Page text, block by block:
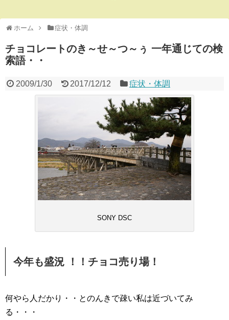
ホーム 症状・体調
チョコレートのき～せ～つ～ぅ 一年通じての検
索語・・
2009/1/30 2017/12/12 症状・体調
SONY DSC
今年も盛況 ！！チョコ売り場！
何やら人だかり・・とのんきで疎い私は近づいてみ
る・・・